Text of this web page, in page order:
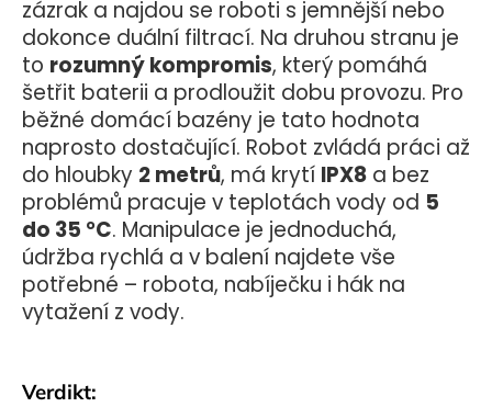
zázrak a najdou se roboti s jemnější nebo
dokonce duální filtrací. Na druhou stranu je
to rozumný kompromis, který pomáhá
šetřit baterii a prodloužit dobu provozu. Pro
běžné domácí bazény je tato hodnota
naprosto dostačující. Robot zvládá práci až
do hloubky 2 metrů, má krytí IPX8 a bez
problémů pracuje v teplotách vody od 5
do 35 °C. Manipulace je jednoduchá,
údržba rychlá a v balení najdete vše
potřebné – robota, nabíječku i hák na
vytažení z vody.
Verdikt: